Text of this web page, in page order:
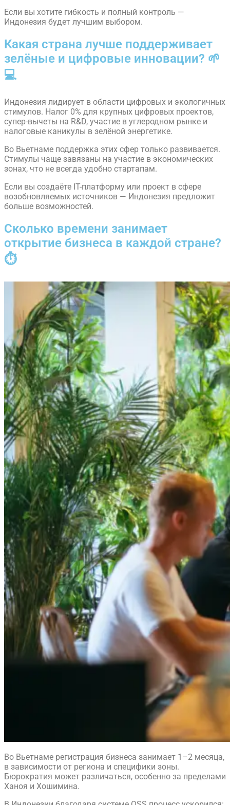
Если вы хотите гибкость и полный контроль —
Индонезия будет лучшим выбором.
Какая страна лучше поддерживает
зелёные и цифровые инновации? 🌱
💻
Индонезия лидирует в области цифровых и экологичных
стимулов. Налог 0% для крупных цифровых проектов,
супер-вычеты на R&D, участие в углеродном рынке и
налоговые каникулы в зелёной энергетике.
Во Вьетнаме поддержка этих сфер только развивается.
Стимулы чаще завязаны на участие в экономических
зонах, что не всегда удобно стартапам.
Если вы создаёте IT-платформу или проект в сфере
возобновляемых источников — Индонезия предложит
больше возможностей.
Сколько времени занимает
открытие бизнеса в каждой стране?
⏱️
Во Вьетнаме регистрация бизнеса занимает 1–2 месяца,
в зависимости от региона и специфики зоны.
Бюрократия может различаться, особенно за пределами
Ханоя и Хошимина.